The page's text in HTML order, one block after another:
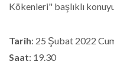
Kökenleri" başlıklı
Tarih: 25 Şubat 2022
Saat: 19.30